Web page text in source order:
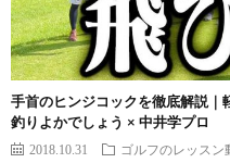
手首のヒンジコックを徹底解説｜
釣りよかでしょう × 中井学プロ
2018.10.31 ゴルフのレッスン